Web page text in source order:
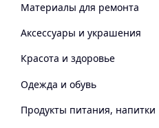
Материалы для ремонта
Аксессуары и украшения
Красота и здоровье
Одежда и обувь
Продукты питания, напитки